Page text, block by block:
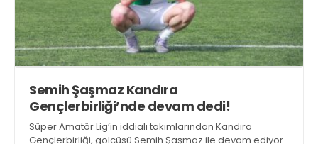
Semih Şaşmaz Kandıra
Gençlerbirliği’nde devam dedi!
Süper Amatör Lig’in iddialı takımlarından Kandıra
Gençlerbirliği, golcüsü Semih Şaşmaz ile devam ediyor.